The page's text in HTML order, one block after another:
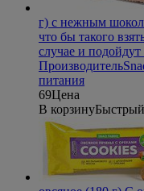
г) с нежным
что бы такого
случае и
Производитель
питания
69Цена
В корзинуБыстрый